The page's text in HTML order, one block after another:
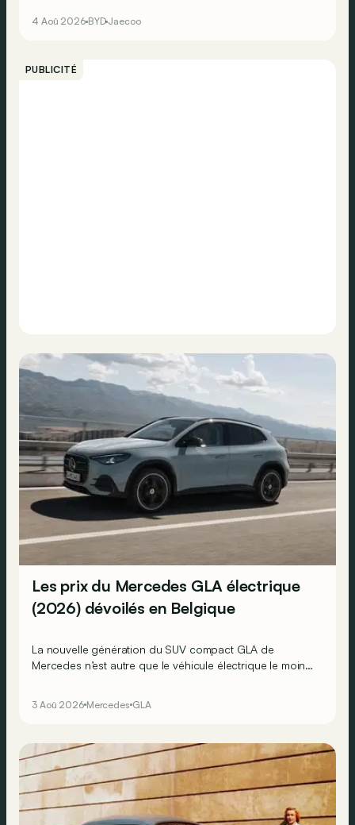
4 Aoû 2026 BYD Jaecoo
PUBLICITÉ
Les prix du Mercedes GLA électrique
(2026) dévoilés en Belgique
La nouvelle génération du SUV compact GLA de
Mercedes n’est autre que le véhicule électrique le moins
3 Aoû 2026 Mercedes GLA